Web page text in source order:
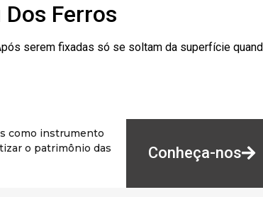
Ferros
serem fixadas só se soltam da superfície
como instrumento
o patrimônio das
Conheça-nos